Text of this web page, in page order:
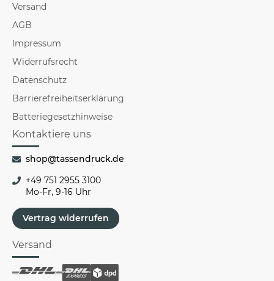
Versand
AGB
Impressum
Widerrufsrecht
Datenschutz
Barrierefreiheitserklärung
Batteriegesetzhinweise
Kontaktiere uns
shop@tassendruck.de
+49 751 2955 3100
Mo-Fr, 9-16 Uhr
Vertrag widerrufen
Versand